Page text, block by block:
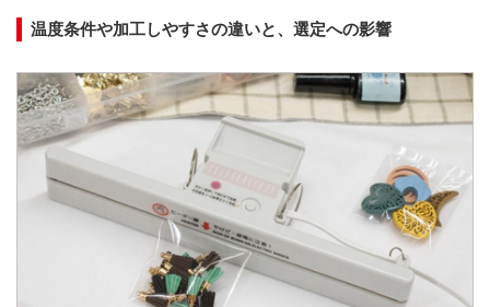
温度条件や加工しやすさの違いと、選定への影響